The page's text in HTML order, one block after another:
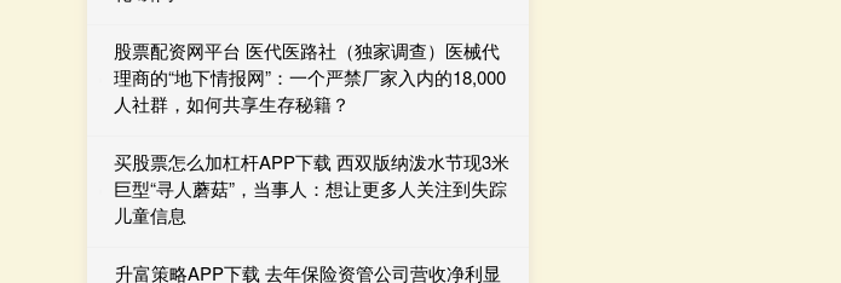
股票配资网平台 医代医路社（独家调查）医械代
理商的“地下情报网”：一个严禁厂家入内的18,000
人社群，如何共享生存秘籍？
买股票怎么加杠杆APP下载 西双版纳泼水节现3米
巨型“寻人蘑菇”，当事人：想让更多人关注到失踪
儿童信息
升富策略APP下载 去年保险资管公司营收净利显